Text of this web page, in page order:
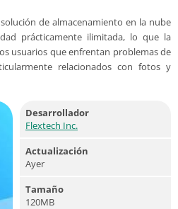
de almacenamiento en la nube
prácticamente ilimitada, lo que la
usuarios que enfrentan problemas de
relacionados con fotos y
Desarrollador
Flextech Inc.
Actualización
Ayer
Tamaño
120MB